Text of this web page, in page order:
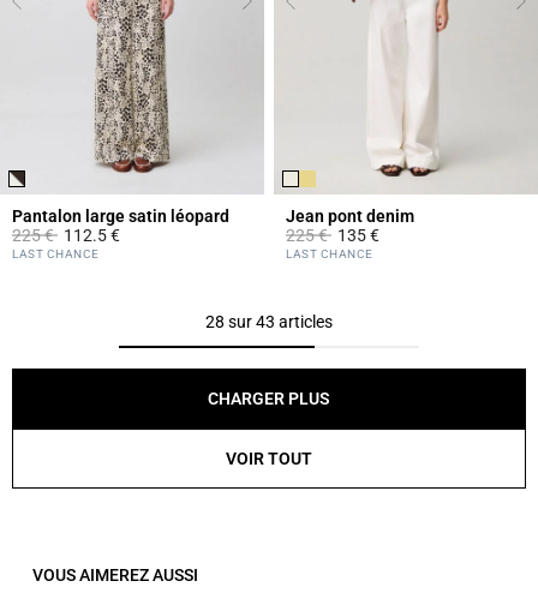
Pantalon large satin léopard
Prix réduit à partir de
225 €à112.5 €
5 out of 5 Customer Rating
LAST CHANCE
Jean pont denim
Prix réduit à partir de
225 €à135 €
5 out of 5 Customer Rating
LAST CHANCE
28 sur 43 articles
CHARGER PLUS
VOIR TOUT
VOUS AIMEREZ AUSSI